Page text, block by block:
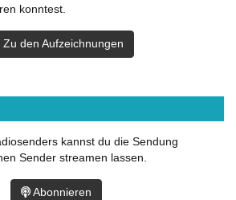
konntest.
Zu den Aufzeichnungen
kannst du die Sendung
Sender streamen lassen.
Abonnieren